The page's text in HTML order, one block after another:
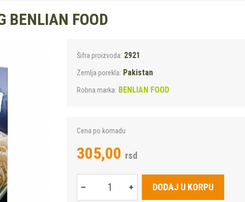
BENLIAN FOOD
Šifra proizvoda: 2921
Zemlja porekla: Pakistan
Robna marka: BENLIAN FOOD
Cena po komadu
305,00 rsd
DODAJ U KORPU